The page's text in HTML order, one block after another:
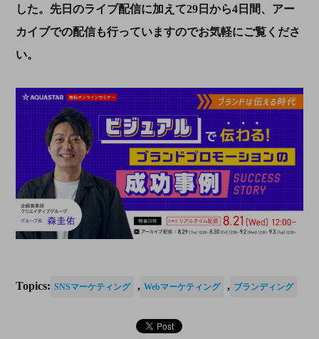
した。先日のライブ配信に加えて29日から4日間、アー
カイブでの配信も行っていますのでお気軽にご覧くださ
い。
Topics: SNSマーケティング , Webマーケティング , ブランディング